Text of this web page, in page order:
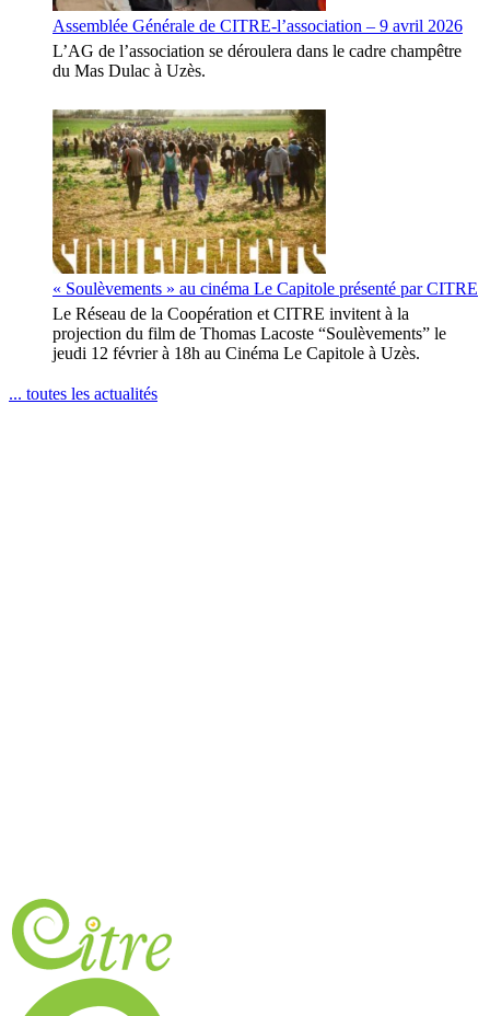
Assemblée Générale de CITRE-l’association – 9 avril 2026
L’AG de l’association se déroulera dans le cadre champêtre
du Mas Dulac à Uzès.
« Soulèvements » au cinéma Le Capitole présenté par CITRE
Le Réseau de la Coopération et CITRE invitent à la
projection du film de Thomas Lacoste “Soulèvements” le
jeudi 12 février à 18h au Cinéma Le Capitole à Uzès.
... toutes les actualités